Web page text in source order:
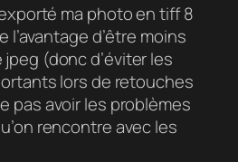
ma photo en tiff 8
d’être moins
(donc d’éviter les
lors de retouches
pas avoir les problèmes
rencontre avec les